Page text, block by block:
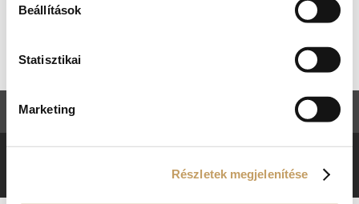
Beállítások
Statisztikai
Marketing
Részletek megjelenítése
Kosár
ÁSZF